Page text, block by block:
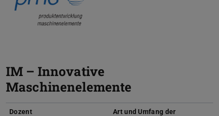
IM – Innovative
Maschinenelemente
Dozent
Art und Umfang der